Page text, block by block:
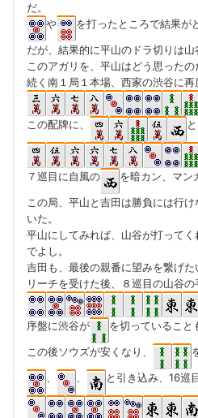
だ。
や
を打ったところで結果が
だが、結果的に平山のドラ切りは山
このアガリを、平山はどう思ったの
続く南１局１本場、西家の渋谷に再
この配牌に、
７巡目に自風の
を暗カン、マン
この局、平山と吉田は勝負には行
いた。
平山にしてみれば、山谷が打って
でよし。
吉田も、最後の親番に望みを繋げた
リーチを受けた後、８巡目の山谷の
序盤に渋谷が
を切っていること
この後ソウズが安くなり、
と引き込み、16巡